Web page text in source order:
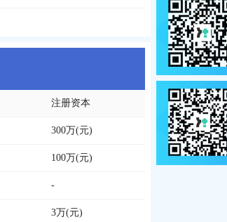
注册资本
300万(元)
100万(元)
-
3万(元)